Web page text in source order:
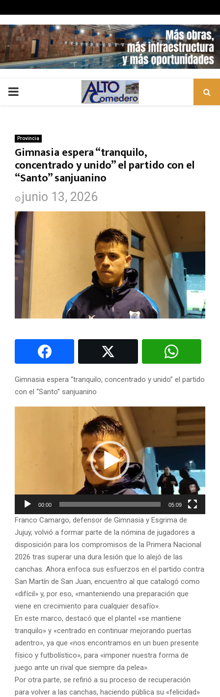
PRIMARY
Provincia
Gimnasia espera “tranquilo,
concentrado y unido” el partido con el
“Santo” sanjuanino
junio 13, 2026
Gimnasia espera “tranquilo, concentrado y unido” el partido
con el “Santo” sanjuanino
o
r
d
e
v
í
d
e
o
00:00 05:09
Franco Camargo, defensor de Gimnasia y Esgrima de
Jujuy, volvió a formar parte de la nómina de jugadores a
disposición para los compromisos de la Primera Nacional
2026 tras superar una dura lesión que lo alejó de las
canchas. Ahora enfoca sus esfuerzos en el partido contra
San Martín de San Juan, encuentro al que catalogó como
«difícil» y, por eso, «manteniendo una preparación que
viene en crecimiento para cualquier desafío».
En este marco, destacó que el plantel «se mantiene
tranquilo» y «centrado en continuar mejorando puertas
adentro», ya que «nos encontramos en un buen presente
físico y futbolístico», para «imponer nuestra forma de
juego ante un rival que siempre da pelea».
Por otra parte, se refirió a su proceso de recuperación
para volver a las canchas, haciendo pública su «felicidad»